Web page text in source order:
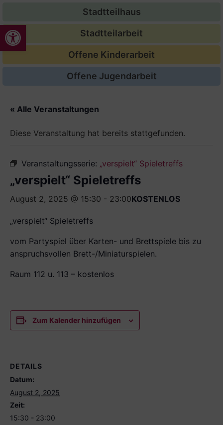
Werkzeugleiste öffnen
Stadtteilhaus
Stadtteilarbeit
Offene Kinderarbeit
Offene Jugendarbeit
« Alle Veranstaltungen
Diese Veranstaltung hat bereits stattgefunden.
Veranstaltungsserie: „verspielt“ Spieletreffs
„verspielt“ Spieletreffs
August 2, 2025 @ 15:30 - 23:00KOSTENLOS
„verspielt“ Spieletreffs
vom Partyspiel über Karten- und Brettspiele bis zu
anspruchsvollen Brett-/Miniaturspielen.
Raum 112 u. 113 – kostenlos
Zum Kalender hinzufügen
DETAILS
Datum:
August 2, 2025
Zeit:
15:30 - 23:00